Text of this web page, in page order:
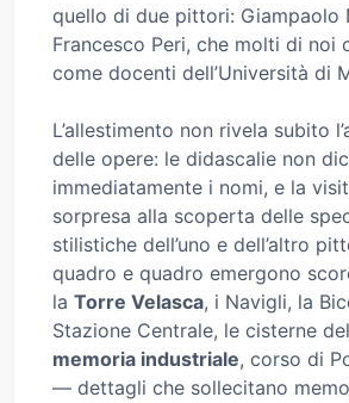
quello di due pittori: Giampaolo
Francesco Peri, che molti di noi
come docenti dell’Università di
L’allestimento non rivela subito
delle opere: le didascalie non
immediatamente i nomi, e la
sorpresa alla scoperta delle
stilistiche dell’uno e dell’altro
quadro e quadro emergono
la Torre Velasca, i Navigli, la
Stazione Centrale, le cisterne
memoria industriale, corso di
— dettagli che sollecitano